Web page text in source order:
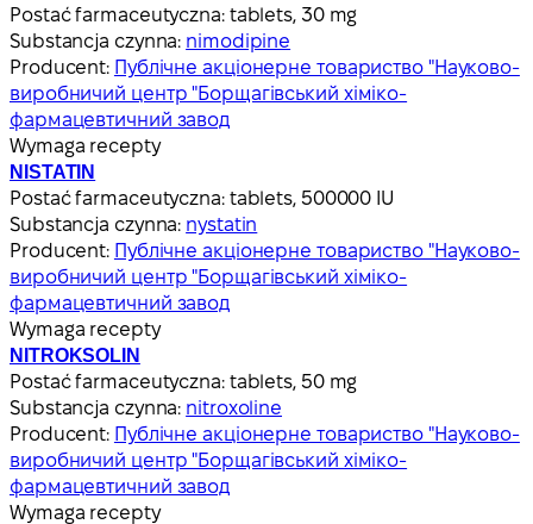
Postać farmaceutyczna: tablets, 30 mg
Substancja czynna: nimodipine
Producent: Публічне акціонерне товариство "Науково-
виробничий центр "Борщагівський хіміко-
фармацевтичний завод
Wymaga recepty
NISTATIN
Postać farmaceutyczna: tablets, 500000 IU
Substancja czynna: nystatin
Producent: Публічне акціонерне товариство "Науково-
виробничий центр "Борщагівський хіміко-
фармацевтичний завод
Wymaga recepty
NITROKSOLIN
Postać farmaceutyczna: tablets, 50 mg
Substancja czynna: nitroxoline
Producent: Публічне акціонерне товариство "Науково-
виробничий центр "Борщагівський хіміко-
фармацевтичний завод
Wymaga recepty